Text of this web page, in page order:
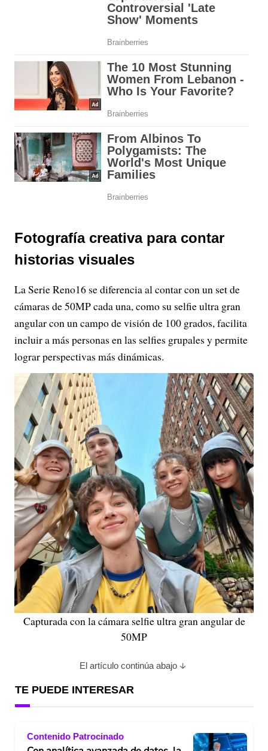
Fotografía creativa para contar
historias visuales
La Serie Reno16 se diferencia al contar con un set de
cámaras de 50MP cada una, como su selfie ultra gran
angular con un campo de visión de 100 grados, facilita
incluir a más personas en las selfies grupales y permite
lograr perspectivas más dinámicas.
Capturada con la cámara selfie ultra gran angular de
50MP
El artículo continúa abajo
TE PUEDE INTERESAR
Contenido Patrocinado